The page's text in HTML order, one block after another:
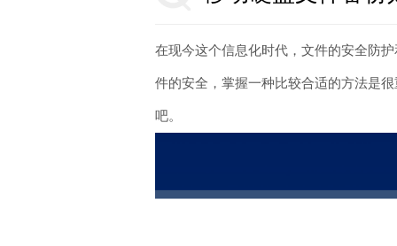
在现今这个信息化时代，文件的安全防
件的安全，掌握一种比较合适的方法是
吧。